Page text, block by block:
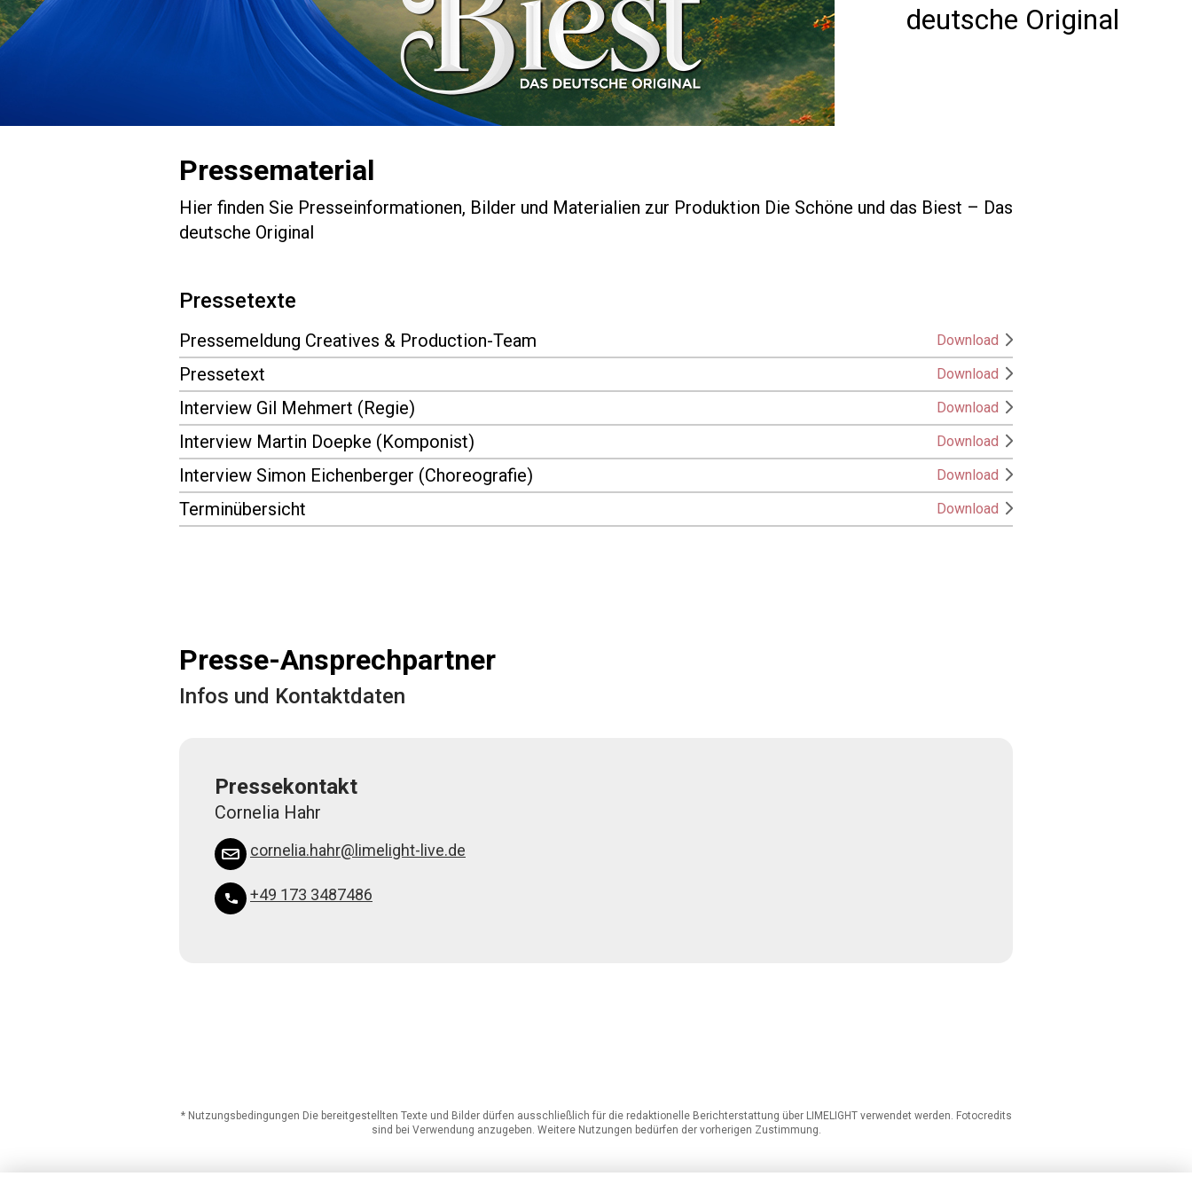
deutsche Original
Pressematerial
Hier finden Sie Presseinformationen, Bilder und Materialien zur Produktion Die Schöne und das Biest – Das
deutsche Original
Pressetexte
Pressemeldung Creatives & Production-Team Download
Pressetext Download
Interview Gil Mehmert (Regie) Download
Interview Martin Doepke (Komponist) Download
Interview Simon Eichenberger (Choreografie) Download
Terminübersicht Download
Presse-Ansprechpartner
Infos und Kontaktdaten
Pressekontakt
Cornelia Hahr
cornelia.hahr@limelight-live.de
+49 173 3487486
* Nutzungsbedingungen Die bereitgestellten Texte und Bilder dürfen ausschließlich für die redaktionelle Berichterstattung über LIMELIGHT verwendet werden. Fotocredits
sind bei Verwendung anzugeben. Weitere Nutzungen bedürfen der vorherigen Zustimmung.